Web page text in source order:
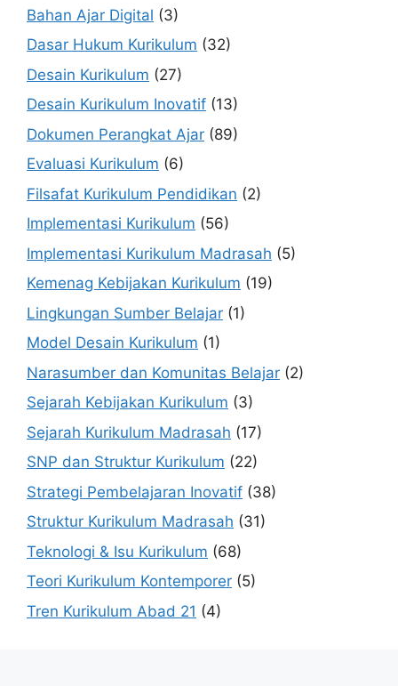
Bahan Ajar Digital (3)
Dasar Hukum Kurikulum (32)
Desain Kurikulum (27)
Desain Kurikulum Inovatif (13)
Dokumen Perangkat Ajar (89)
Evaluasi Kurikulum (6)
Filsafat Kurikulum Pendidikan (2)
Implementasi Kurikulum (56)
Implementasi Kurikulum Madrasah (5)
Kemenag Kebijakan Kurikulum (19)
Lingkungan Sumber Belajar (1)
Model Desain Kurikulum (1)
Narasumber dan Komunitas Belajar (2)
Sejarah Kebijakan Kurikulum (3)
Sejarah Kurikulum Madrasah (17)
SNP dan Struktur Kurikulum (22)
Strategi Pembelajaran Inovatif (38)
Struktur Kurikulum Madrasah (31)
Teknologi & Isu Kurikulum (68)
Teori Kurikulum Kontemporer (5)
Tren Kurikulum Abad 21 (4)